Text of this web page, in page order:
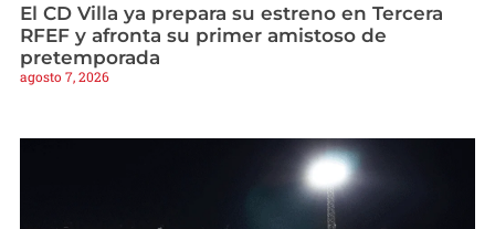
El CD Villa ya prepara su estreno en Tercera
RFEF y afronta su primer amistoso de
pretemporada
agosto 7, 2026